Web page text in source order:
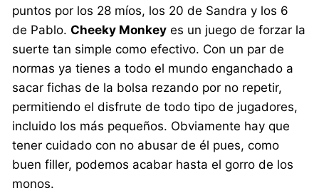
puntos por los 28 míos, los 20 de Sandra y los 6
de Pablo.Cheeky Monkey es un juego de forzar la
suerte tan simple como efectivo. Con un par de
normas ya tienes a todo el mundo enganchado a
sacar fichas de la bolsa rezando por no repetir,
permitiendo el disfrute de todo tipo de jugadores,
incluido los más pequeños. Obviamente hay que
tener cuidado con no abusar de él pues, como
buen filler, podemos acabar hasta el gorro de los
monos.